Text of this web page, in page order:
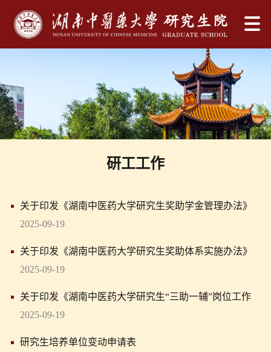
研工工作
关于印发《湖南中医药大学研究生奖助学金管理办法》
的通知
2025-09-19
关于印发《湖南中医药大学研究生奖助体系实施办法》
的通知
2025-09-19
关于印发《湖南中医药大学研究生“三助一辅”岗位工作
管理办法》的通知
2025-09-19
研究生培养单位变动申请表